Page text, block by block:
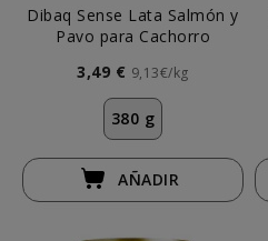
Dibaq Sense Lata Salmón y
Pavo para Cachorro
3,49 € 9,13€/kg
380 g
AÑADIR